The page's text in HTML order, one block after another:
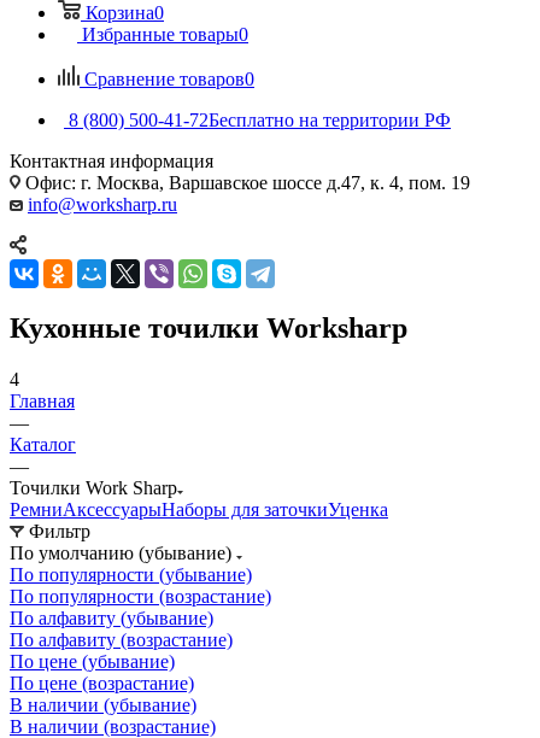
Корзина0
Избранные товары0
Сравнение товаров0
8 (800) 500-41-72Бесплатно на территории РФ
Контактная информация
Офис: г. Москва, Варшавское шоссе д.47, к. 4, пом. 19
info@worksharp.ru
Кухонные точилки Worksharp
4
Главная
—
Каталог
—
Точилки Work Sharp
РемниАксессуарыНаборы для заточкиУценка
Фильтр
По умолчанию (убывание)
По популярности (убывание)
По популярности (возрастание)
По алфавиту (убывание)
По алфавиту (возрастание)
По цене (убывание)
По цене (возрастание)
В наличии (убывание)
В наличии (возрастание)